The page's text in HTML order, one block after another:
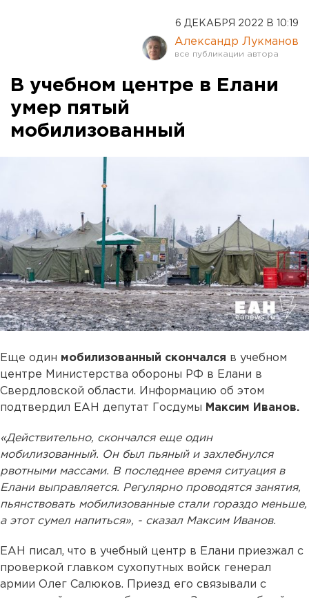
6 ДЕКАБРЯ 2022 В 10:19
Александр Лукманов
В учебном центре в Елани
умер пятый
мобилизованный
Еще один мобилизованный скончался в учебном
центре Министерства обороны РФ в Елани в
Свердловской области. Информацию об этом
подтвердил ЕАН депутат Госдумы Максим Иванов.
«Действительно, скончался еще один
мобилизованный. Он был пьяный и захлебнулся
рвотными массами. В последнее время ситуация в
Елани выправляется. Регулярно проводятся занятия,
пьянствовать мобилизованные стали гораздо меньше,
а этот сумел напиться», - сказал Максим Иванов.
ЕАН писал, что в учебный центр в Елани приезжал с
проверкой главком сухопутных войск генерал
армии Олег Салюков. Приезд его связывали с